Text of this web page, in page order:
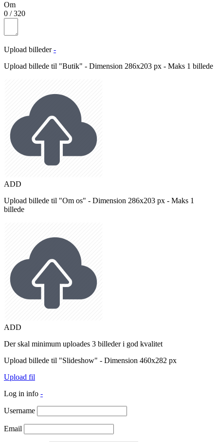
Om
0 /320
Upload billeder -
Upload billede til "Butik" - Dimension 286x203 px - Maks 1 billede
ADD
Upload billede til "Om os" - Dimension 286x203 px - Maks 1
billede
ADD
Der skal minimum uploades 3 billeder i god kvalitet
Upload billede til "Slideshow" - Dimension 460x282 px
Upload fil
Log in info -
Username
Email